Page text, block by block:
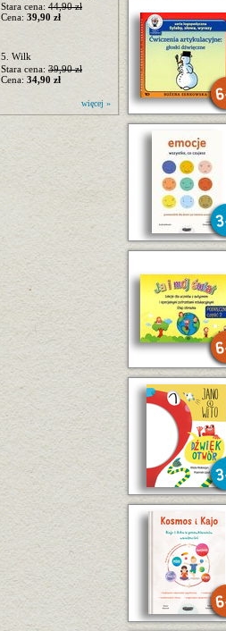
Stara cena: 44,90 zł
Cena: 39,90 zł
5. Wilk
Stara cena: 39,90 zł
Cena: 34,90 zł
więcej »